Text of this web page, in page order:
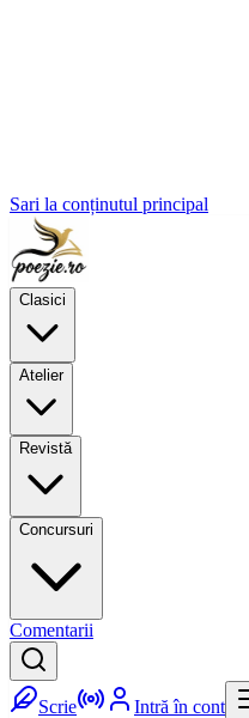
Sari la conținutul principal
Clasici
Atelier
Revistă
Concursuri
Comentarii
Scrie Intră în cont